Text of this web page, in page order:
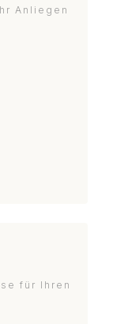
Anliegen
für Ihren